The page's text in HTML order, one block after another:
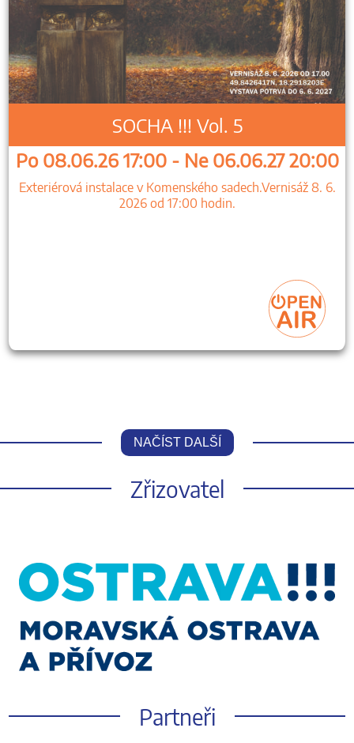
SOCHA !!! Vol. 5
Po 08.06.26 17:00 - Ne 06.06.27 20:00
Exteriérová instalace v Komenského sadech.Vernisáž 8. 6.
2026 od 17:00 hodin.
NAČÍST DALŠÍ
Zřizovatel
Partneři